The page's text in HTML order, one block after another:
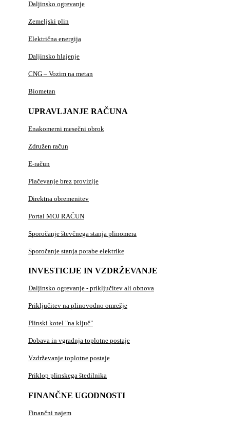
Daljinsko ogrevanje
Zemeljski plin
Električna energija
Daljinsko hlajenje
CNG – Vozim na metan
Biometan
UPRAVLJANJE RAČUNA
Enakomerni mesečni obrok
Združen račun
E-račun
Plačevanje brez provizije
Direktna obremenitev
Portal MOJ RAČUN
Sporočanje števčnega stanja plinomera
Sporočanje stanja porabe elektrike
INVESTICIJE IN VZDRŽEVANJE
Daljinsko ogrevanje - priključitev ali obnova
Priključitev na plinovodno omrežje
Plinski kotel "na ključ"
Dobava in vgradnja toplotne postaje
Vzdrževanje toplotne postaje
Priklop plinskega štedilnika
FINANČNE UGODNOSTI
Finančni najem